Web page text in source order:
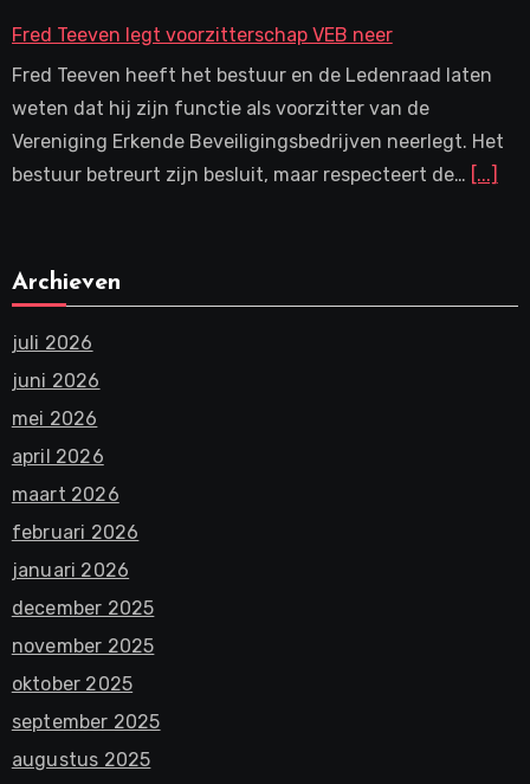
Fred Teeven legt voorzitterschap VEB neer
Fred Teeven heeft het bestuur en de Ledenraad laten
weten dat hij zijn functie als voorzitter van de
Vereniging Erkende Beveiligingsbedrijven neerlegt. Het
bestuur betreurt zijn besluit, maar respecteert de… [...]
Archieven
juli 2026
juni 2026
mei 2026
april 2026
maart 2026
februari 2026
januari 2026
december 2025
november 2025
oktober 2025
september 2025
augustus 2025